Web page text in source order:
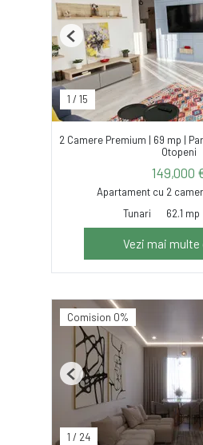
1 / 15
Previous
2 Camere Premium | 69 mp |
Otopeni
149,000
Apartament cu 2
Tunari
62.1 mp
Vezi mai
Comision 0%
1 / 24
Previous